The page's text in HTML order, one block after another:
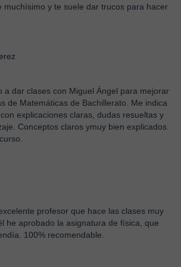
muchísimo y te suele dar trucos para hacer
a dar clases con Miguel Ángel para mejorar
de Matemáticas de Bachillerato. Me indica
explicaciones claras, dudas resueltas y
Conceptos claros ymuy bien explicados.
profesor que hace las clases muy
he aprobado la asignatura de física, que
100% recomendable.